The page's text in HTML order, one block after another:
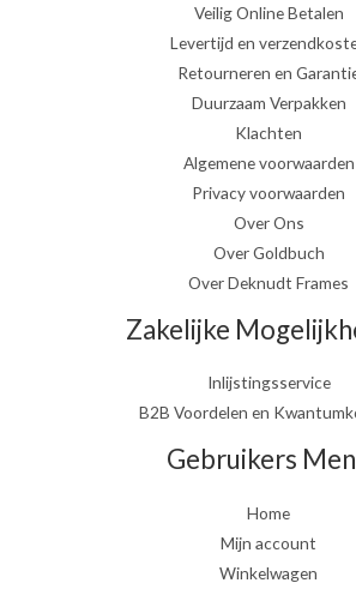
Veilig Online Betalen
Levertijd en
Retourneren en
Duurzaam Verpakken
Klachten
Algemene voorwaarden
Privacy voorwaarden
Over Ons
Over Goldbuch
Over Deknudt Frames
Zakelijke
Inlijstingsservice
B2B Voordelen en
Gebruikers
Home
Mijn account
Winkelwagen